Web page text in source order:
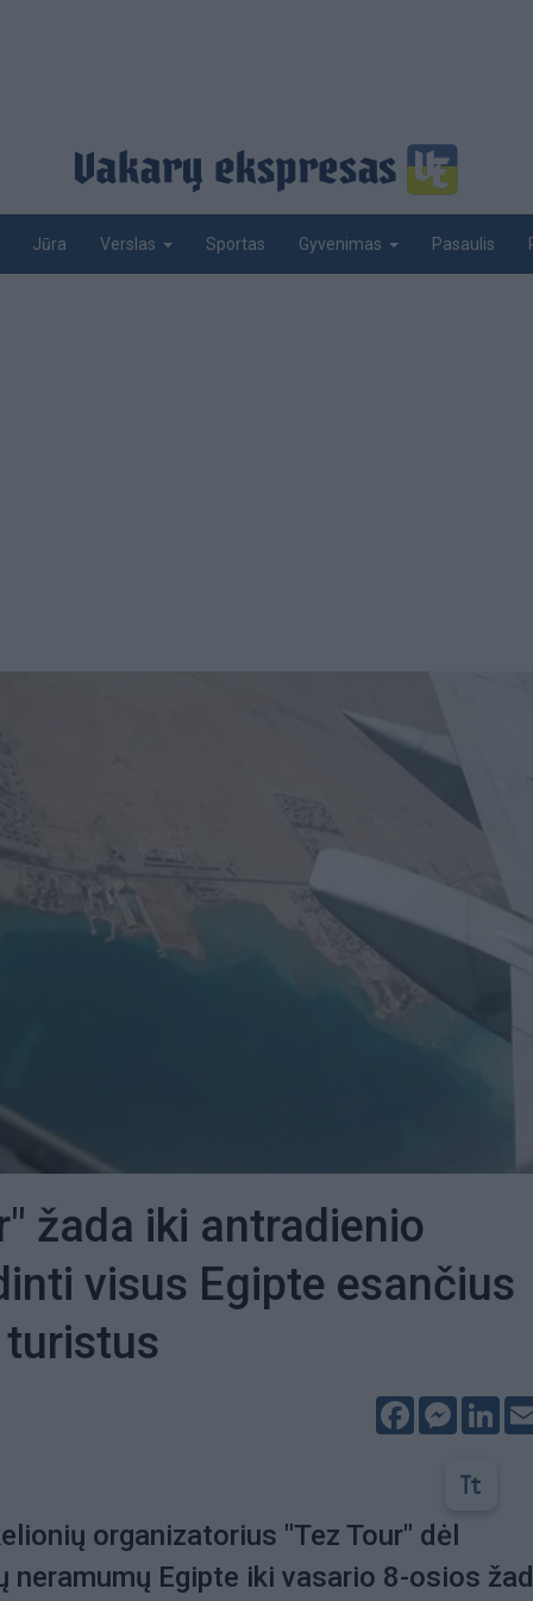
Jūra Verslas Sportas Gyvenimas Pasaulis
žada iki antradienio
visus Egipte esančius
Facebook
organizatorius "Tez Tour" dėl
neramumų Egipte iki vasario 8-osios